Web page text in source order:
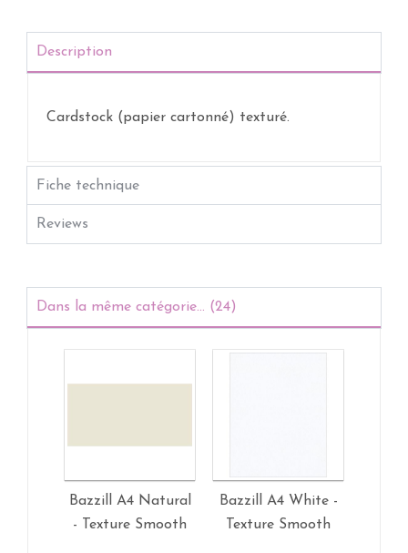
Description
Cardstock (papier cartonné) texturé.
Fiche technique
Reviews
Dans la même catégorie... (24)
Bazzill A4 Natural
- Texture Smooth
Bazzill A4 White -
Texture Smooth